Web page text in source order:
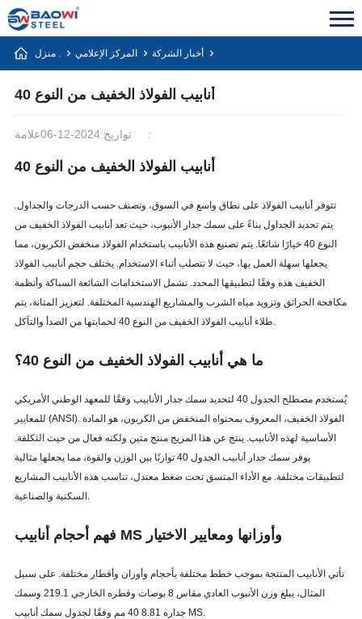
منزل . المركز الإعلامي أخبار الشركة
أنابيب الفولاذ الخفيف من النوع 40
تواريخ:2024-12-06 علامة:
أنابيب الفولاذ الخفيف من النوع 40
تتوفر أنابيب الفولاذ على نطاق واسع في السوق، وتصنف حسب الدرجات والجداول.
يتم تحديد الجداول بناءً على سمك جدار الأنبوب، حيث تعد أنابيب الفولاذ الخفيف من
النوع 40 خيارًا شائعًا. يتم تصنيع هذه الأنابيب باستخدام الفولاذ منخفض الكربون، مما
يجعلها سهلة العمل بها، حيث لا تتصلب أثناء الاستخدام. يختلف حجم أنابيب الفولاذ
الخفيف هذه وفقًا لتطبيقها المحدد. تشمل الاستخدامات الشائعة السباكة وأنظمة
مكافحة الحرائق وتزويد مياه الشرب والمشاريع الهندسية المختلفة. لتعزيز المتانة، يتم
طلاء أنابيب الفولاذ الخفيف من النوع 40 لحمايتها من الصدأ والتآكل.
ما هي أنابيب الفولاذ الخفيف من النوع 40؟
يُستخدم مصطلح الجدول 40 لتحديد سمك جدار الأنابيب وفقًا للمعهد الوطني الأمريكي
للمعايير (ANSI). الفولاذ الخفيف، المعروف بمحتواه المنخفض من الكربون، هو المادة
الأساسية لهذه الأنابيب. ينتج عن هذا المزيج منتج متين ولكنه فعال من حيث التكلفة.
يوفر سمك جدار أنابيب الجدول 40 توازنًا بين الوزن والقوة، مما يجعلها مثالية
لتطبيقات مختلفة. مع الأداء المتسق تحت ضغط معتدل، تناسب هذه الأنابيب المشاريع
السكنية والصناعية.
فهم أحجام أنابيب MS وأوزانها ومعايير الاختيار
تأتي الأنابيب المنتجة بموجب خطط مختلفة بأحجام وأوزان وأقطار مختلفة. على سبيل
المثال، يبلغ وزن الأنبوب العادي مقاس 8 بوصات وقطره الخارجي 219.1 وسمك
جداره 8.81 40 مم وفقًا لجدول سمك أنابيب MS.